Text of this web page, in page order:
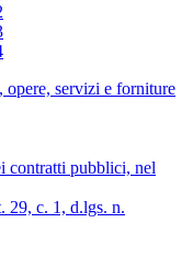
servizi e forniture
contratti pubblici, nel
29, c. 1, d.lgs. n.